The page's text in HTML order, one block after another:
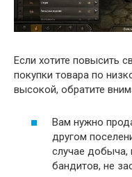
Если хотите повысить
покупки товара по
высокой, обратите
Вам нужно
другом
случае добыча,
бандитов, не